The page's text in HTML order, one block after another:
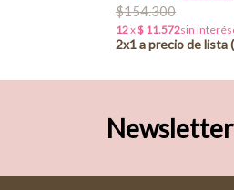
$154.300
Newsletter